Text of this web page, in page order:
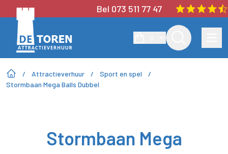
Bel 073 511 77 47
/ Attractieverhuur / Sport en spel
/
Stormbaan Mega Balls Dubbel
Stormbaan Mega